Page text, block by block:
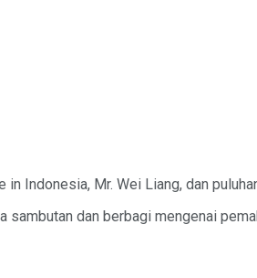
Indonesia, Mr. Wei Liang, dan
dan berbagi mengenai